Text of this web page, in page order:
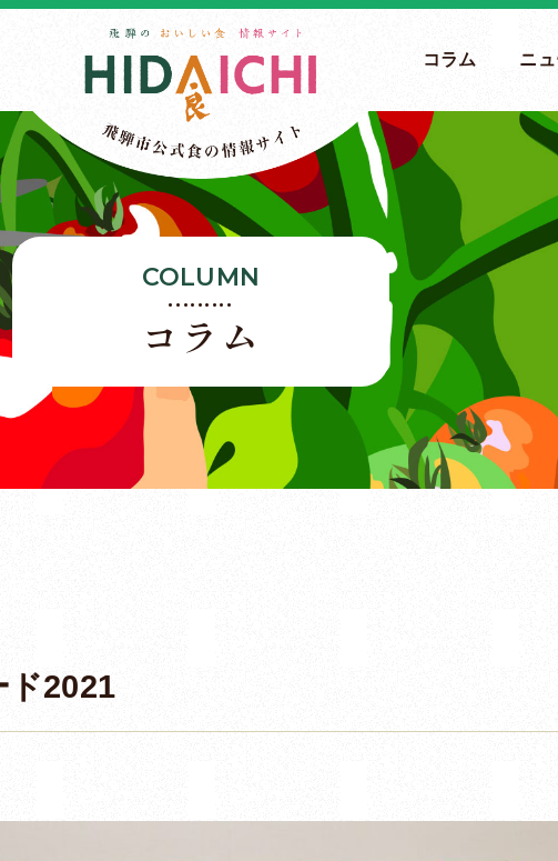
コラム ニ
COLUMN
コラム
ド2021